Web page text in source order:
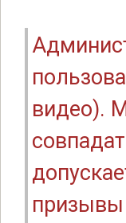
видео).
призывы